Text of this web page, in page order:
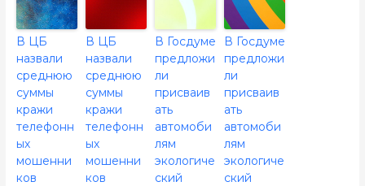
В ЦБ
назвали
среднюю
суммы
кражи
телефонн
ых
мошенни
ков
В ЦБ
назвали
среднюю
суммы
кражи
телефонн
ых
мошенни
ков
В Госдуме
предложи
ли
присваив
ать
автомоби
лям
экологиче
ский
В Госдуме
предложи
ли
присваив
ать
автомоби
лям
экологиче
ский